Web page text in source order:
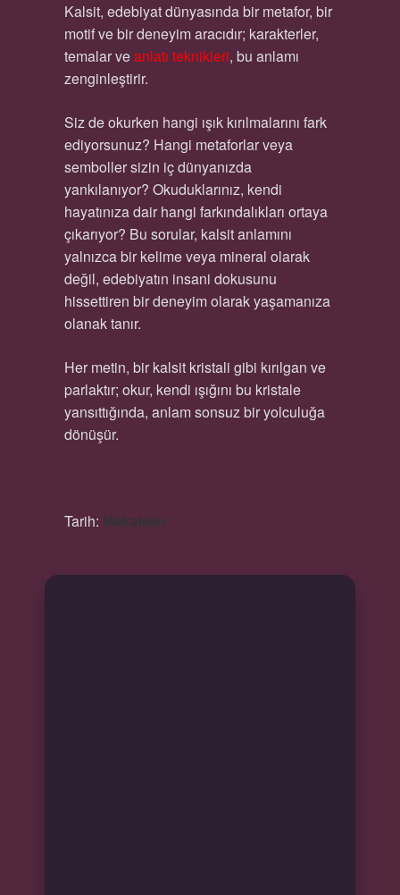
Kalsit, edebiyat dünyasında bir metafor, bir
motif ve bir deneyim aracıdır; karakterler,
temalar veanlatı teknikleri, bu anlamı
zenginleştirir.
Siz de okurken hangi ışık kırılmalarını fark
ediyorsunuz? Hangi metaforlar veya
semboller sizin iç dünyanızda
yankılanıyor? Okuduklarınız, kendi
hayatınıza dair hangi farkındalıkları ortaya
çıkarıyor? Bu sorular, kalsit anlamını
yalnızca bir kelime veya mineral olarak
değil, edebiyatın insani dokusunu
hissettiren bir deneyim olarak yaşamanıza
olanak tanır.
Her metin, bir kalsit kristali gibi kırılgan ve
parlaktır; okur, kendi ışığını bu kristale
yansıttığında, anlam sonsuz bir yolculuğa
dönüşür.
Tarih: Makaleler